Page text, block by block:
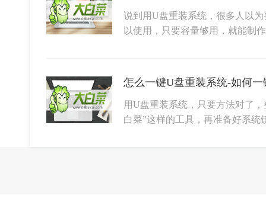
说到用U盘重装系统，很多人以
以使用，只要容量够用，就能制
怎么一键U盘重装系统-如何
用U盘重装系统，只要方法对了
白菜”这样的工具，再准备好系